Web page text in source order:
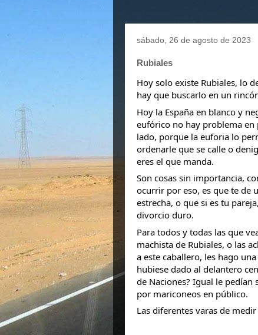
sábado, 26 de agosto de 2023
Rubiales
Hoy solo existe Rubiales, lo
hay que buscarlo en un
Hoy la España en blanco y
eufórico no hay problema en
lado, porque la euforia lo
ordenarle que se calle o
eres el que manda.
Son cosas sin importancia,
ocurrir por eso, es que te de
estrecha, o que si es tu
divorcio duro.
Para todos y todas las que
machista de Rubiales, o las
a este caballero, les hago
hubiese dado al delantero
de Naciones? Igual le
por mariconeos en público.
Las diferentes varas de